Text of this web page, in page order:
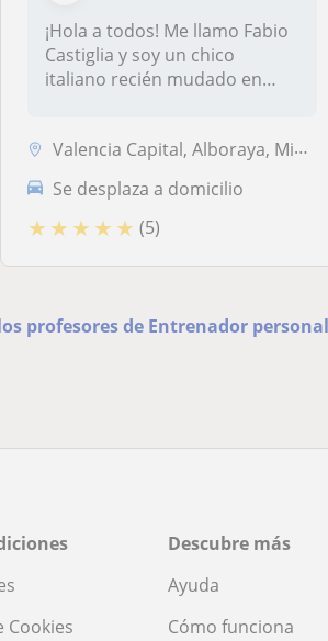
¡Hola a todos! Me llamo Fabio
Castiglia y soy un chico
italiano recién mudado en
Valencia Capital, Alboraya, Mislata, Tavernes Blanques
Se desplaza a domicilio
★ ★ ★ ★ ★ (5)
profesores de Entrenador
Cookies
Descubre más
Ayuda
Cómo funciona